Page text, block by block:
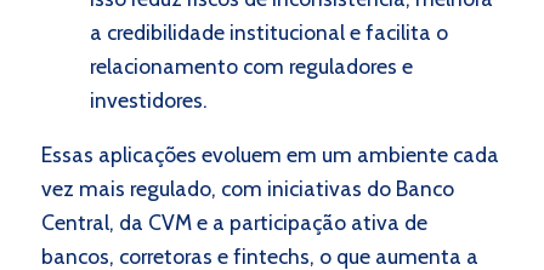
a credibilidade institucional e facilita o
relacionamento com reguladores e
investidores.
Essas aplicações evoluem em um ambiente cada
vez mais regulado, com iniciativas do Banco
Central, da CVM e a participação ativa de
bancos, corretoras e fintechs, o que aumenta a